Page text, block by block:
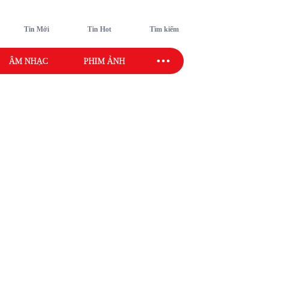
Tin Mới Tin Hot Tìm kiếm
ÂM NHẠC PHIM ẢNH SAO SPORT